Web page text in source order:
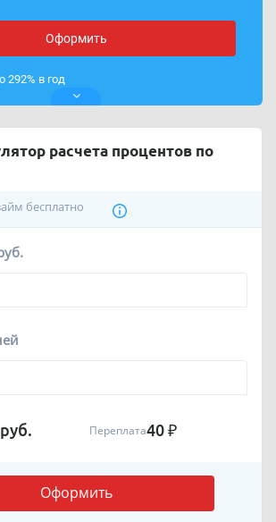
Оформить
292% в год
расчета процентов по
бесплатно
Оформить
руб. Переплата40 ₽